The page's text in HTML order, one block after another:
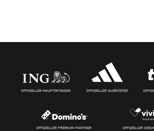
OFFIZIELLER HAUPTSPONSOR OFFIZIELLER AUSRÜSTER
OFFIZIELLER PREMIUM-PARTNER OFFIZIELLER